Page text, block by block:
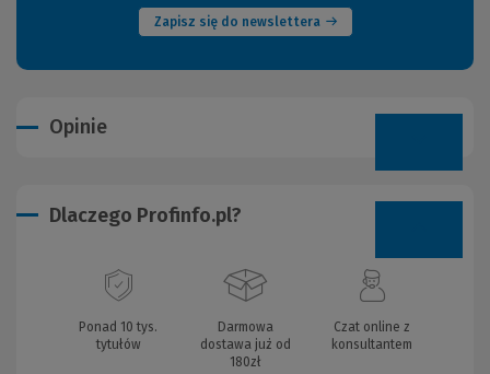
Zapisz się do newslettera
Opinie
Dlaczego Profinfo.pl?
Ponad 10 tys.
tytułów
Darmowa
dostawa już od
180zł
Czat online z
konsultantem